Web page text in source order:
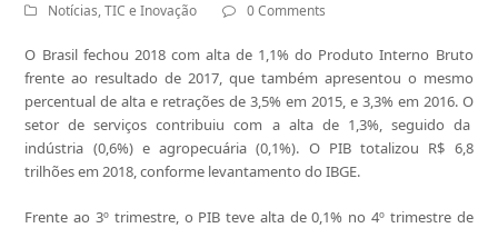
Notícias,TIC e Inovação 0 Comments
O Brasil fechou 2018 com alta de 1,1% do Produto Interno Bruto
frente ao resultado de 2017, que também apresentou o mesmo
percentual de alta e retrações de 3,5% em 2015, e 3,3% em 2016. O
setor de serviços contribuiu com a alta de 1,3%, seguido da
indústria (0,6%) e agropecuária (0,1%). O PIB totalizou R$ 6,8
trilhões em 2018, conforme levantamento do IBGE.
Frente ao 3º trimestre, o PIB teve alta de 0,1% no 4º trimestre de